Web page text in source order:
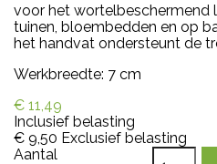
voor het wortelbeschermend
tuinen, bloembedden en op
het handvat ondersteunt de
Werkbreedte: 7 cm
€ 11,49
Inclusief belasting
€ 9,50 Exclusief belasting
Aantal